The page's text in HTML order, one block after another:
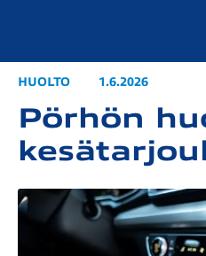
HUOLTO 1.6.2026
Pörhön